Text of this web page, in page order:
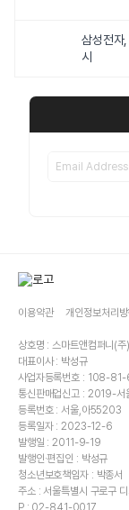
삼성전자
시
이용약관 개인정보처리방
상호명 : 스마트앤컴퍼니(주)
대표이사 : 박성규
사업자등록번호 : 108-
통신판매업신고 : 2019-
등록번호 : 서울,아55203
등록일자 : 2023-12-6
발행일 : 2011-9-19
발행인·편집인 : 박성규
청소년보호책임자 : 박종서
주소 : 서울특별시 구로구